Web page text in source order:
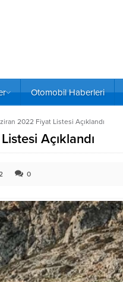
Otomobil Haberleri
2022 Fiyat Listesi Açıklandı
Açıklandı
0